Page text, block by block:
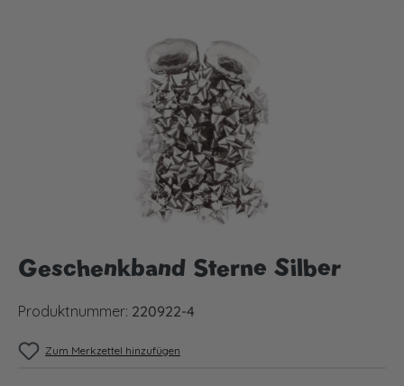
Bildergalerie überspringen
Geschenkband Sterne Silber
Produktnummer: 220922-4
Zum Merkzettel hinzufügen